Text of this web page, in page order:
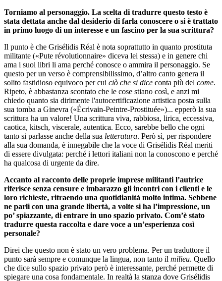
Torniamo al personaggio. La scelta di tradurre questo testo è
stata dettata anche dal desiderio di farla conoscere o si è trattato
in primo luogo di un interesse e un fascino per la sua scrittura?
Il punto è che Grisélidis Réal è nota soprattutto in quanto prostituta
militante («Pute révolutionnaire» diceva lei stessa) e in genere chi
ama i suoi libri li ama perché conosce o ammira il personaggio. Se
questo per un verso è comprensibilissimo, d’altro canto genera il
solito fastidioso equivoco per cui ciò che si dice conta più del come.
Ripeto, è abbastanza scontato che le cose stiano così, e anzi mi
chiedo quanto sia dirimente l'autocertificazione artistica posta sulla
sua tomba a Ginevra («Écrivain-Peintre-Prostituée»)... epperò la sua
scrittura ha un valore! Una scrittura viva, rabbiosa, lirica, eccessiva,
caotica, kitsch, viscerale, autentica. Ecco, sarebbe bello che ogni
tanto si parlasse anche della sua letteratura. Però sì, per rispondere
alla sua domanda, è innegabile che la voce di Grisélidis Réal meriti
di essere divulgata: perché i lettori italiani non la conoscono e perché
ha qualcosa di urgente da dire.
Accanto al racconto delle proprie imprese militanti l’autrice
riferisce senza censure e imbarazzo gli incontri con i clienti e le
loro richieste, ritraendo una quotidianità molto intima. Sebbene
ne parli con una grande libertà, a volte si ha l’impressione, un
po’ spiazzante, di entrare in uno spazio privato. Com’è stato
tradurre questa raccolta e dare voce a un’esperienza così
personale?
Direi che questo non è stato un vero problema. Per un traduttore il
punto sarà sempre e comunque la lingua, non tanto il milieu. Quello
che dice sullo spazio privato però è interessante, perché permette di
spiegare una cosa fondamentale. In realtà la stanza dove Grisélidis